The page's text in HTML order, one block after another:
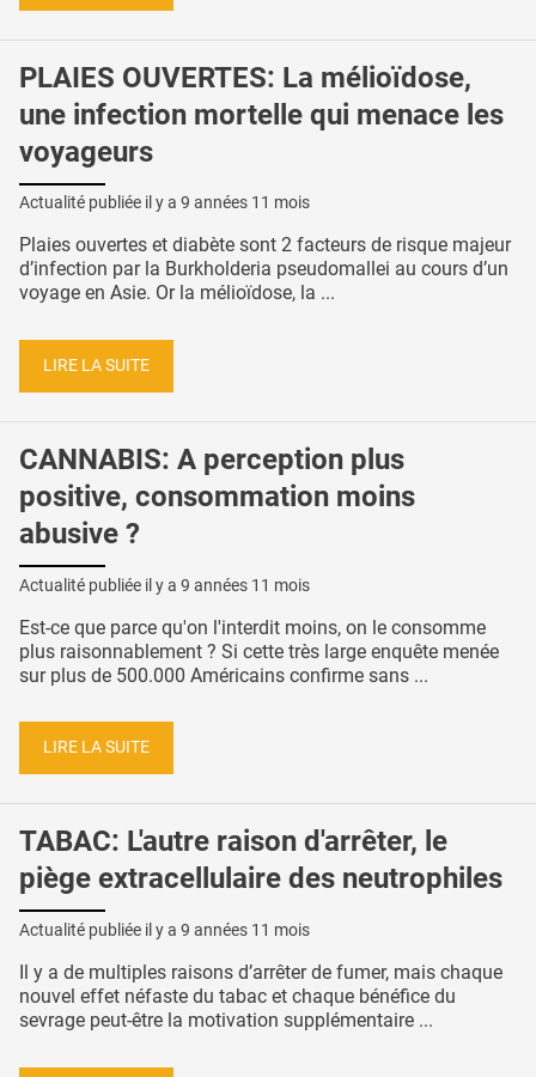
PLAIES OUVERTES: La mélioïdose,
une infection mortelle qui menace les
voyageurs
Actualité publiée il y a 9 années 11 mois
Plaies ouvertes et diabète sont 2 facteurs de risque majeur
d’infection par la Burkholderia pseudomallei au cours d’un
voyage en Asie. Or la mélioïdose, la ...
LIRE LA SUITE
CANNABIS: A perception plus
positive, consommation moins
abusive ?
Actualité publiée il y a 9 années 11 mois
Est-ce que parce qu'on l'interdit moins, on le consomme
plus raisonnablement ? Si cette très large enquête menée
sur plus de 500.000 Américains confirme sans ...
LIRE LA SUITE
TABAC: L'autre raison d'arrêter, le
piège extracellulaire des neutrophiles
Actualité publiée il y a 9 années 11 mois
Il y a de multiples raisons d’arrêter de fumer, mais chaque
nouvel effet néfaste du tabac et chaque bénéfice du
sevrage peut-être la motivation supplémentaire ...